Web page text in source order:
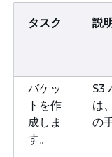
タスク 説
バケッ
トを作
成しま
す。
S3
は、
の